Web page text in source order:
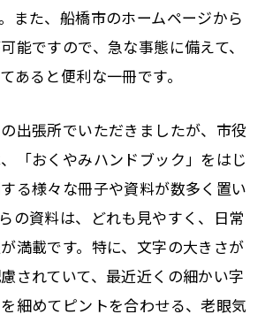
また、船橋市のホームページから
能ですので、急な事態に備えて、
あると便利な一冊です。
出張所でいただきましたが、市役
「おくやみハンドブック」をはじ
る様々な冊子や資料が数多く置い
の資料は、どれも見やすく、日常
満載です。特に、文字の大きさが
されていて、最近近くの細かい字
細めてピントを合わせる、老眼気